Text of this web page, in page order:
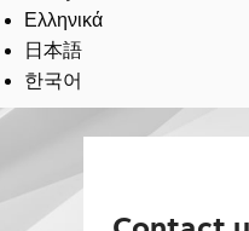
Ελληνικά
日本語
한국어